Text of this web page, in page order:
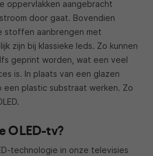
oppervlakken aangebracht
door gaat. Bovendien
stoffen aanbrengen met
zijn bij klassieke leds. Zo kunnen
geprint worden, wat een veel
is. In plaats van een glazen
een plastic substraat werken. Zo
OLED-tv?
technologie in onze televisies